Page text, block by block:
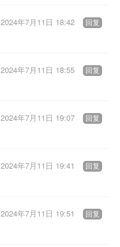
2024年7月11日 18:42 回复
2024年7月11日 18:55 回复
2024年7月11日 19:07 回复
2024年7月11日 19:41 回复
2024年7月11日 19:51 回复